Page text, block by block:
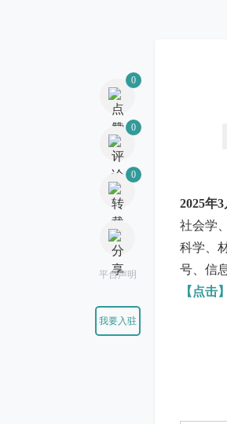
平台声明
2025年
社会学
科学、
号、信
【点击】